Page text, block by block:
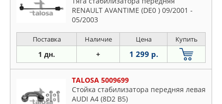
RENAULT AVANTIME (DE0 ) 09/2001 -
05/2003
Поставка Наличие Цена Купить
1 дн. + 1 299 р.
TALOSA 5009699
Стойка стабилизатора передняя левая
AUDI A4 (8D2 B5)